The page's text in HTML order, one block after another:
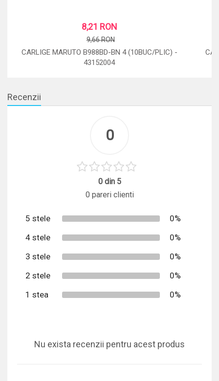
8,21 RON
9,66 RON
CARLIGE MARUTO B988BD-BN 4 (10BUC/PLIC) -
43152004
Recenzii
0
0 din 5
0 pareri clienti
5 stele
0%
4 stele
0%
3 stele
0%
2 stele
0%
1 stea
0%
Nu exista recenzii pentru acest produs